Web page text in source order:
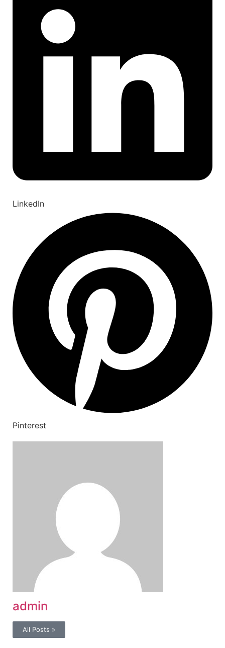
LinkedIn
Pinterest
admin
All Posts »